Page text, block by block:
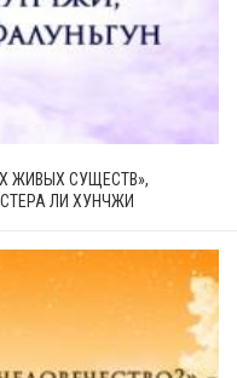
ЖИВЫХ СУЩЕСТВ»,
ЛИ ХУНЧЖИ